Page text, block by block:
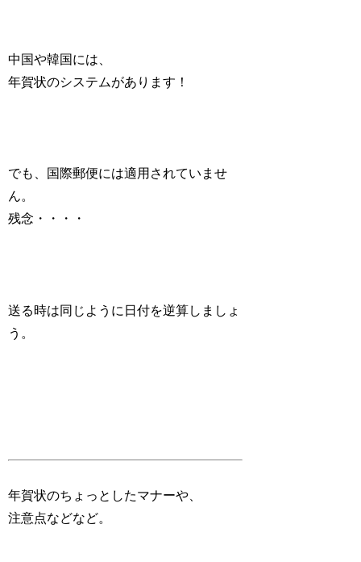
中国や韓国には、
年賀状のシステムがあります！
でも、国際郵便には適用されていませ
ん。
残念・・・・
送る時は同じように日付を逆算しましょ
う。
年賀状のちょっとしたマナーや、
注意点などなど。